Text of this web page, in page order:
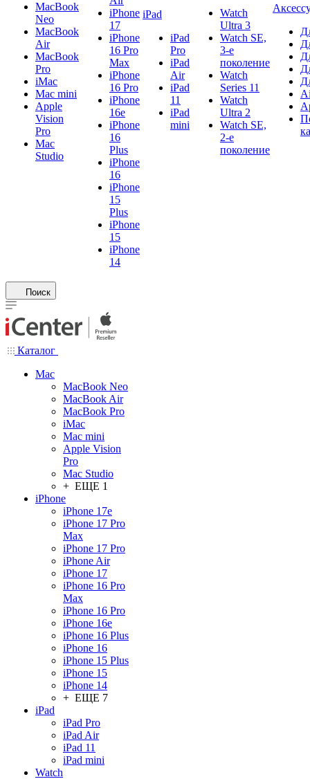
MacBook
Neo
MacBook
Air
MacBook
Pro
iMac
Mac mini
Apple
Vision
Pro
Mac
Studio
iPhone
17
iPhone
16 Pro
Max
iPhone
16 Pro
iPhone
16e
iPhone
16
Plus
iPhone
16
iPhone
15
Plus
iPhone
15
iPhone
14
iPad
iPad
Pro
iPad
Air
iPad
11
iPad
mini
Watch
Ultra 3
Watch SE,
3-е
поколение
Watch
Series 11
Watch
Ultra 2
Watch SE,
2-е
поколение
Поиск
Каталог
Mac
MacBook Neo
MacBook Air
MacBook Pro
iMac
Mac mini
Apple Vision
Pro
Mac Studio
+ ЕЩЕ 1
iPhone
iPhone 17e
iPhone 17 Pro
Max
iPhone 17 Pro
iPhone Air
iPhone 17
iPhone 16 Pro
Max
iPhone 16 Pro
iPhone 16e
iPhone 16 Plus
iPhone 16
iPhone 15 Plus
iPhone 15
iPhone 14
+ ЕЩЕ 7
iPad
iPad Pro
iPad Air
iPad 11
iPad mini
Watch